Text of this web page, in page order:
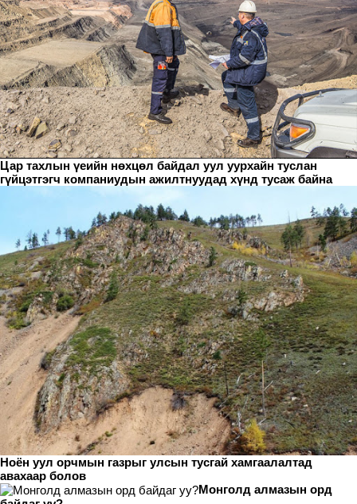
Цар тахлын үеийн нөхцөл байдал уул уурхайн туслан
гүйцэтгэгч компаниудын ажилтнуудад хүнд тусаж байна
Ноён уул орчмын газрыг улсын тусгай хамгаалалтад
авахаар болов
Монголд алмазын орд